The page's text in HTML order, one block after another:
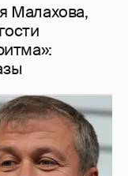
Малахова,